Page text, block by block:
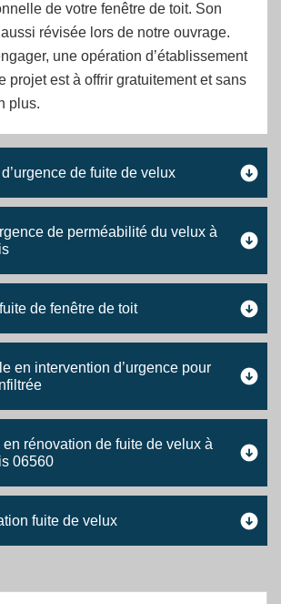
de votre fenêtre de toit. Son
révisée lors de notre ouvrage.
une opération d’établissement
projet est à offrir gratuitement et sans
plus.
de fuite de velux
de perméabilité du velux à
de fenêtre de toit
en intervention d’urgence pour
rénovation de fuite de velux à
06560
fuite de velux